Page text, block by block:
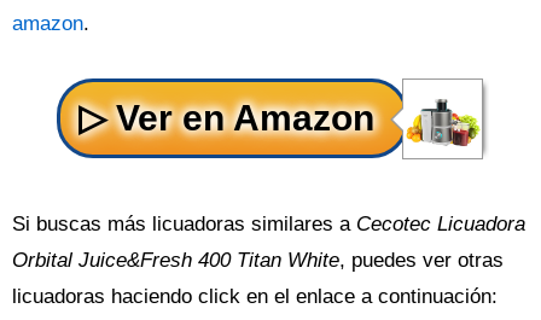
amazon.
Si buscas más licuadoras similares a Cecotec Licuadora
Orbital Juice&Fresh 400 Titan White, puedes ver otras
licuadoras haciendo click en el enlace a continuación: